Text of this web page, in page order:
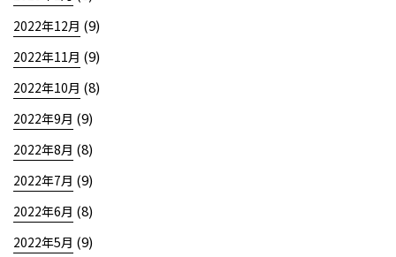
2022年12月 (9)
2022年11月 (9)
2022年10月 (8)
2022年9月 (9)
2022年8月 (8)
2022年7月 (9)
2022年6月 (8)
2022年5月 (9)